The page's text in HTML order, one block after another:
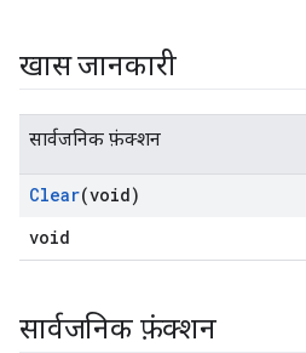
खास जानकारी
सार्वजनिक फ़ंक्शन
Clear(void)
void
सार्वजनिक फ़ंक्शन